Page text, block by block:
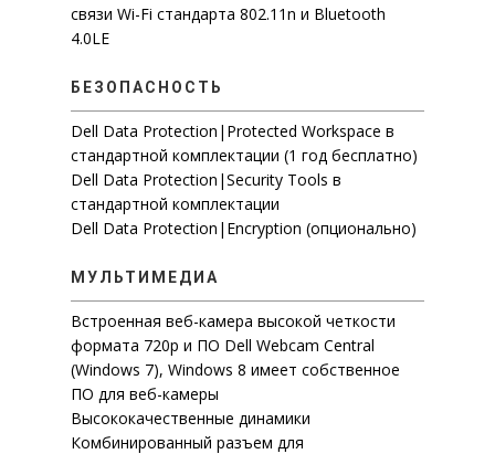
связи Wi-Fi стандарта 802.11n и Bluetooth
4.0LE
БЕЗОПАСНОСТЬ
Dell Data Protection|Protected Workspace в
стандартной комплектации (1 год бесплатно)
Dell Data Protection|Security Tools в
стандартной комплектации
Dell Data Protection|Encryption (опционально)
МУЛЬТИМЕДИА
Встроенная веб-камера высокой четкости
формата 720p и ПО Dell Webcam Central
(Windows 7), Windows 8 имеет собственное
ПО для веб-камеры
Высококачественные динамики
Комбинированный разъем для
НОУТБУКИ INSPIRON
PRECISION
СЕРВЕРЫ В КОРПУСЕ
СИСТЕМЫ ХРАНЕНИЯ
ПРОГРАММНО
VOIP-ШЛЮЗЫ
СИСТЕМА УПРАВЛЕНИЯ
ДЛЯ ПРОФЕССИОНАЛЬНОГО
УПРАВЛЕНИЯ ПРОДАЖАМИ
ТИПОВ
БЕЗОПАСНОСТИ И РАЗВИТИЯ
СИСТЕМА ДЛЯ
УПРАВЛЕНИЯ КОМПАНИЕЙ
МОНИТОРИНГ
ФИНАНСОВЫХ ДАННЫХ
ЖИЗНЬ КОМПАНИИ
КОНТАКТЫ
IT ОБОРУДОВАНИЕ
ВИДЕОНАБЛЮДЕНИЕ